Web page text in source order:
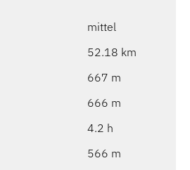
mittel
52.18 km
667 m
666 m
4.2 h
566 m